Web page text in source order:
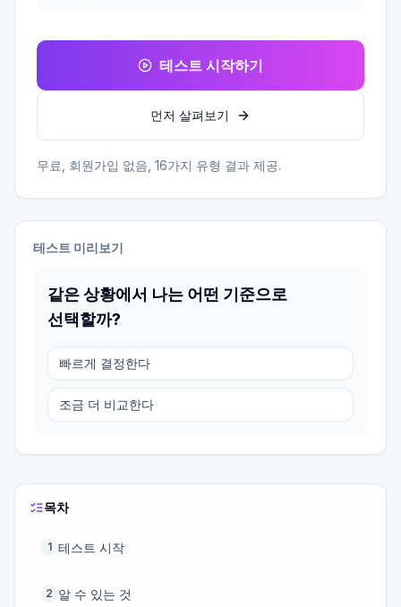
테스트 시작하기
먼저 살펴보기
무료, 회원가입 없음, 16가지 유형 결과 제공.
테스트 미리보기
같은 상황에서 나는 어떤 기준으로
선택할까?
빠르게 결정한다
조금 더 비교한다
목차
1 테스트 시작
2 알 수 있는 것